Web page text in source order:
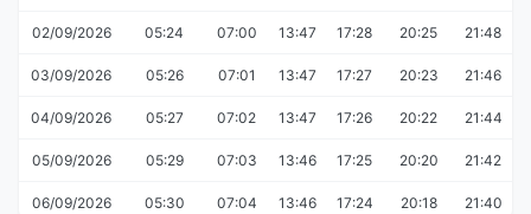
02/09/2026 05:24 07:00 13:47 17:28 20:25 21:48
03/09/2026 05:26 07:01 13:47 17:27 20:23 21:46
04/09/2026 05:27 07:02 13:47 17:26 20:22 21:44
05/09/2026 05:29 07:03 13:46 17:25 20:20 21:42
06/09/2026 05:30 07:04 13:46 17:24 20:18 21:40